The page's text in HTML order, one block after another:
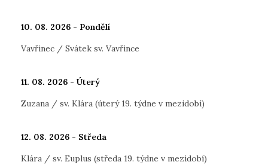
10. 08. 2026 - Pondělí
Vavřinec / Svátek sv. Vavřince
11. 08. 2026 - Úterý
Zuzana / sv. Klára (úterý 19. týdne v mezidobí)
12. 08. 2026 - Středa
Klára / sv. Euplus (středa 19. týdne v mezidobí)